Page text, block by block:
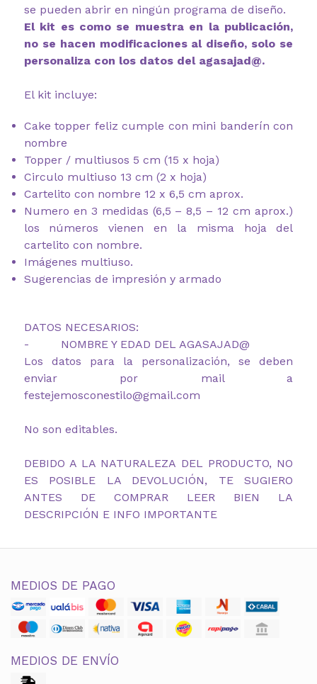
se pueden abrir en ningún programa de diseño.
El kit es como se muestra en la publicación,
no se hacen modificaciones al diseño, solo se
personaliza con los datos del agasajad@.
El kit incluye:
Cake topper feliz cumple con mini banderín con
nombre
Topper / multiusos 5 cm (15 x hoja)
Circulo multiuso 13 cm (2 x hoja)
Cartelito con nombre 12 x 6,5 cm aprox.
Numero en 3 medidas (6,5 – 8,5 – 12 cm aprox.)
los números vienen en la misma hoja del
cartelito con nombre.
Imágenes multiuso.
Sugerencias de impresión y armado
DATOS NECESARIOS:
- NOMBRE Y EDAD DEL AGASAJAD@
Los datos para la personalización, se deben
enviar por mail a
festejemosconestilo@gmail.com
No son editables.
DEBIDO A LA NATURALEZA DEL PRODUCTO, NO
ES POSIBLE LA DEVOLUCIÓN, TE SUGIERO
ANTES DE COMPRAR LEER BIEN LA
DESCRIPCIÓN E INFO IMPORTANTE
MEDIOS DE PAGO
MEDIOS DE ENVÍO